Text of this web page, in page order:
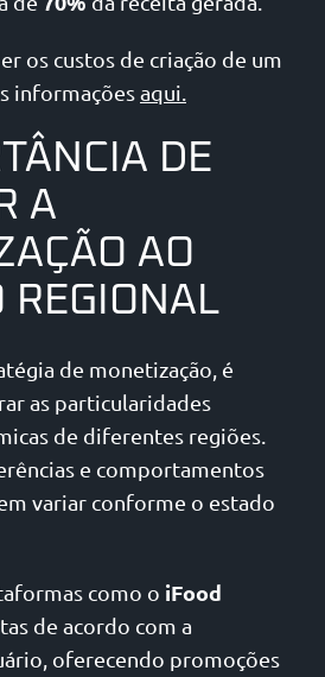
os custos de criação de um
informaçõesaqui.
DE
A
AO
REGIONAL
de monetização, é
as particularidades
de diferentes regiões.
e comportamentos
variar conforme o estado
como o iFood
de acordo com a
oferecendo promoções